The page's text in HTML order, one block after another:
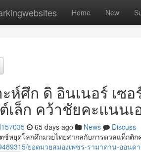
Home New
ะห์ศึก ดิ อินเนอร์ เซ
เล็ก คว้าชัยคะแนนเ
65 days ago News
Discuss
ช์หยุดโลกศึกมวยไทยสากลกับการดวลแท็กติ
ยอดมวยสมองเพชร-รามาดาน-ออน